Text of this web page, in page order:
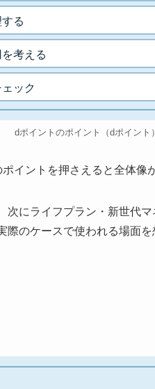
る
考える
ック
dポイントのポイント（dポイント
イントを押さえると全体像
次にライフプラン・新世代
際のケースで使われる場面を